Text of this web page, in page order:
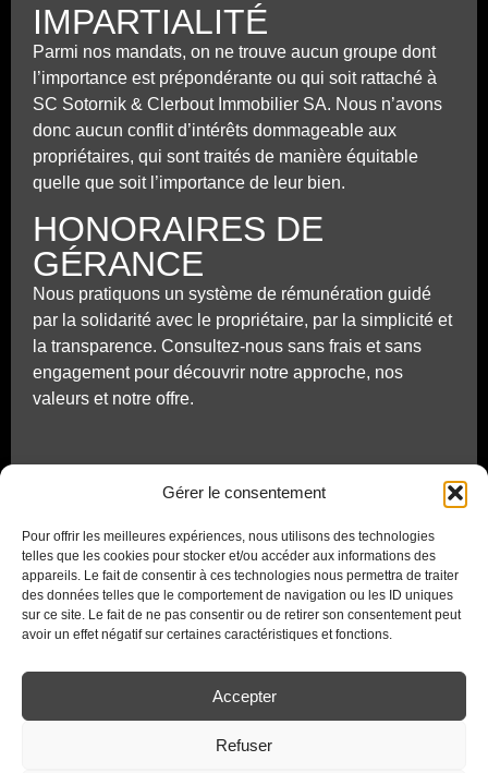
Gérer le consentement
Pour offrir les meilleures expériences, nous utilisons des technologies
telles que les cookies pour stocker et/ou accéder aux informations des
appareils. Le fait de consentir à ces technologies nous permettra de traiter
des données telles que le comportement de navigation ou les ID uniques
sur ce site. Le fait de ne pas consentir ou de retirer son consentement peut
avoir un effet négatif sur certaines caractéristiques et fonctions.
Accepter
Refuser
IMPARTIALITÉ
Parmi nos mandats, on ne trouve aucun groupe dont
l’importance est prépondérante ou qui soit rattaché à
SC Sotornik & Clerbout Immobilier SA. Nous n’avons
donc aucun conflit d’intérêts dommageable aux
propriétaires, qui sont traités de manière équitable
quelle que soit l’importance de leur bien.
HONORAIRES DE
GÉRANCE
Nous pratiquons un système de rémunération guidé
par la solidarité avec le propriétaire, par la simplicité et
la transparence. Consultez-nous sans frais et sans
engagement pour découvrir notre approche, nos
valeurs et notre offre.
SC Sotornik & Clerbout
Avenue de Lavaux 61
1009 Pully
contact(at)scimmo.ch
Tél. 021 721 14 14
© Sotornik & Clerbout Immobilier SA